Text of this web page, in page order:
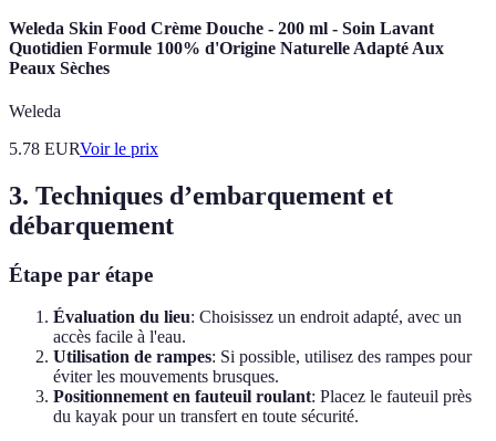
Weleda Skin Food Crème Douche - 200 ml - Soin Lavant
Quotidien Formule 100% d'Origine Naturelle Adapté Aux
Peaux Sèches
Weleda
5.78 EURVoir le prix
3. Techniques d’embarquement et
débarquement
Étape par étape
Évaluation du lieu: Choisissez un endroit adapté, avec un
accès facile à l'eau.
Utilisation de rampes: Si possible, utilisez des rampes pour
éviter les mouvements brusques.
Positionnement en fauteuil roulant: Placez le fauteuil près
du kayak pour un transfert en toute sécurité.